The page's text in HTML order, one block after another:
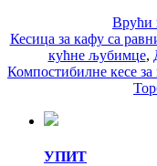
Врући
Кесица за кафу са
кућне љубимце,
Компостибилне кесе за
УПИТ